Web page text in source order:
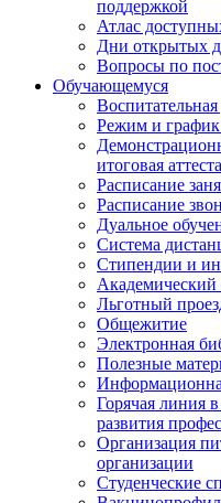
поддержкой
Атлас
Дни открытых
Вопросы по
Обучающемуся
Воспитательная
Режим и
итоговая
Расписание
Расписание
Дуальное
Система
Стипендии и
Академический
Льготный
Общежитие
Электронная
Полезные
Горячая линия
развития
Организация
организации
Студенческие